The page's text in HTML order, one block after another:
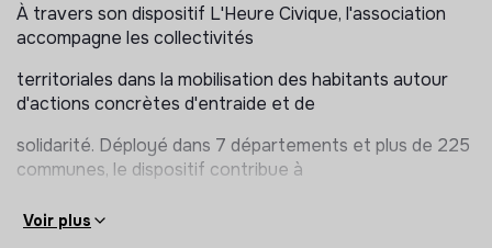
À travers son dispositif L'Heure Civique, l'association
accompagne les collectivités
territoriales dans la mobilisation des habitants autour
d'actions concrètes d'entraide et de
solidarité. Déployé dans 7 départements et plus de 225
communes, le dispositif contribue à
renforcer le lien social et la participation citoyenne en
complément des politiques publiques
Voir plus